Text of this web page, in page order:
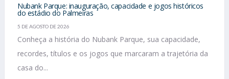
Nubank Parque: inauguração, capacidade e jogos históricos
do estádio do Palmeiras
5 DE AGOSTO DE 2026
Conheça a história do Nubank Parque, sua capacidade,
recordes, títulos e os jogos que marcaram a trajetória da
casa do...